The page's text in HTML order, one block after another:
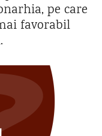
pe care
favorabil